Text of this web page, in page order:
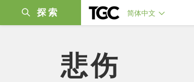
探索 简体中文
悲伤